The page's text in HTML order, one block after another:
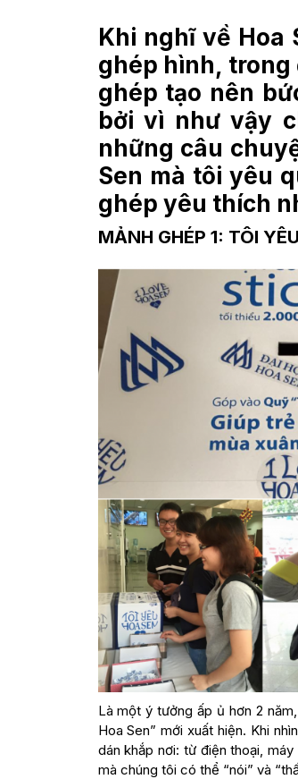
Khi nghĩ về Hoa
ghép hình, trong
ghép tạo nên
bởi vì như vậy
những câu
Sen mà tôi yêu
ghép yêu thích
MẢNH GHÉP 1: TÔI
Là một ý tưởng ấp ủ hơn 2
Hoa Sen” mới xuất hiện. Khi
dán khắp nơi: từ điện thoại,
mà chúng tôi có thể “nói” và